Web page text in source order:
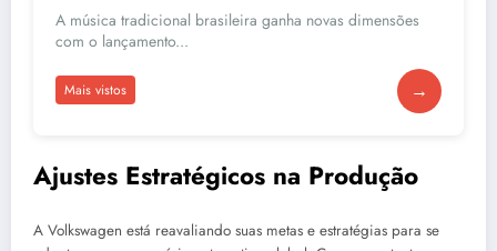
A música tradicional brasileira ganha novas dimensões
com o lançamento...
Mais vistos →
Ajustes Estratégicos na Produção
A Volkswagen está reavaliando suas metas e estratégias para se